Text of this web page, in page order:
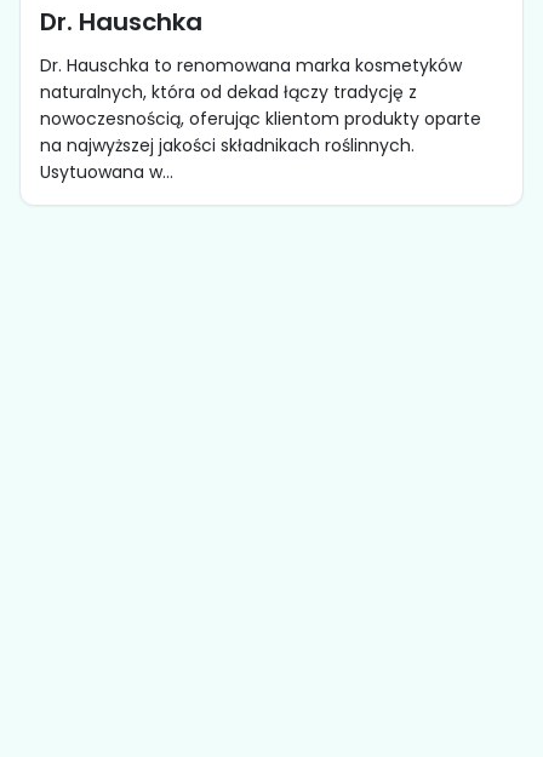
Dr. Hauschka
Dr. Hauschka to renomowana marka kosmetyków
naturalnych, która od dekad łączy tradycję z
nowoczesnością, oferując klientom produkty oparte
na najwyższej jakości składnikach roślinnych.
Usytuowana w...